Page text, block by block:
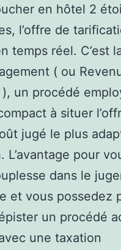
en hôtel 2
l’offre de
temps réel. C’est
( ou
un procédé
à situer
jugé le plus
L’avantage pour
dans le
et vous possedez
un procédé
une taxation